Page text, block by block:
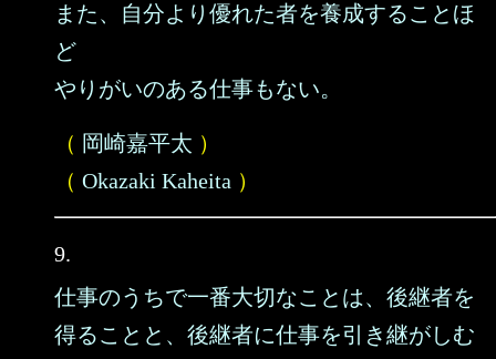
また、自分より優れた者を養成することほ
ど
やりがいのある仕事もない。
（ 岡崎嘉平太 ）
（ Okazaki Kaheita ）
9.
仕事のうちで一番大切なことは、後継者を
得ることと、後継者に仕事を引き継がしむ